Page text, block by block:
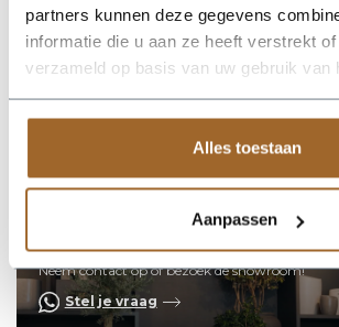
partners kunnen deze gegevens
informatie die u aan ze heeft verstrekt
verzameld op basis van uw gebruik van
Alles toestaan
Aanpassen
te verliezen. Praktische kenmerken: plantgat
46 liter. De afwerking in fiberglas zorgt voor
maakt deze plantenbak geschikt voor styling
kantoor, op het terras of in de tuin.
Op zoek naar een vakkundige
hulp?
Neem contact op of bezoek de showroom!
Stel je vraag